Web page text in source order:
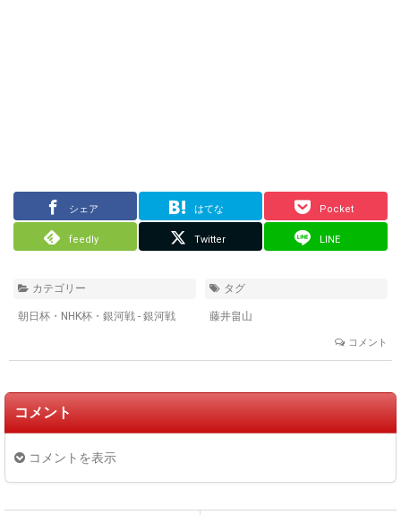
シェア はてな Pocket
feedly Twitter LINE
カテゴリー
朝日杯・NHK杯・銀河戦 - 銀河戦
タグ
藤井畠山
コメント
コメント
コメントを表示